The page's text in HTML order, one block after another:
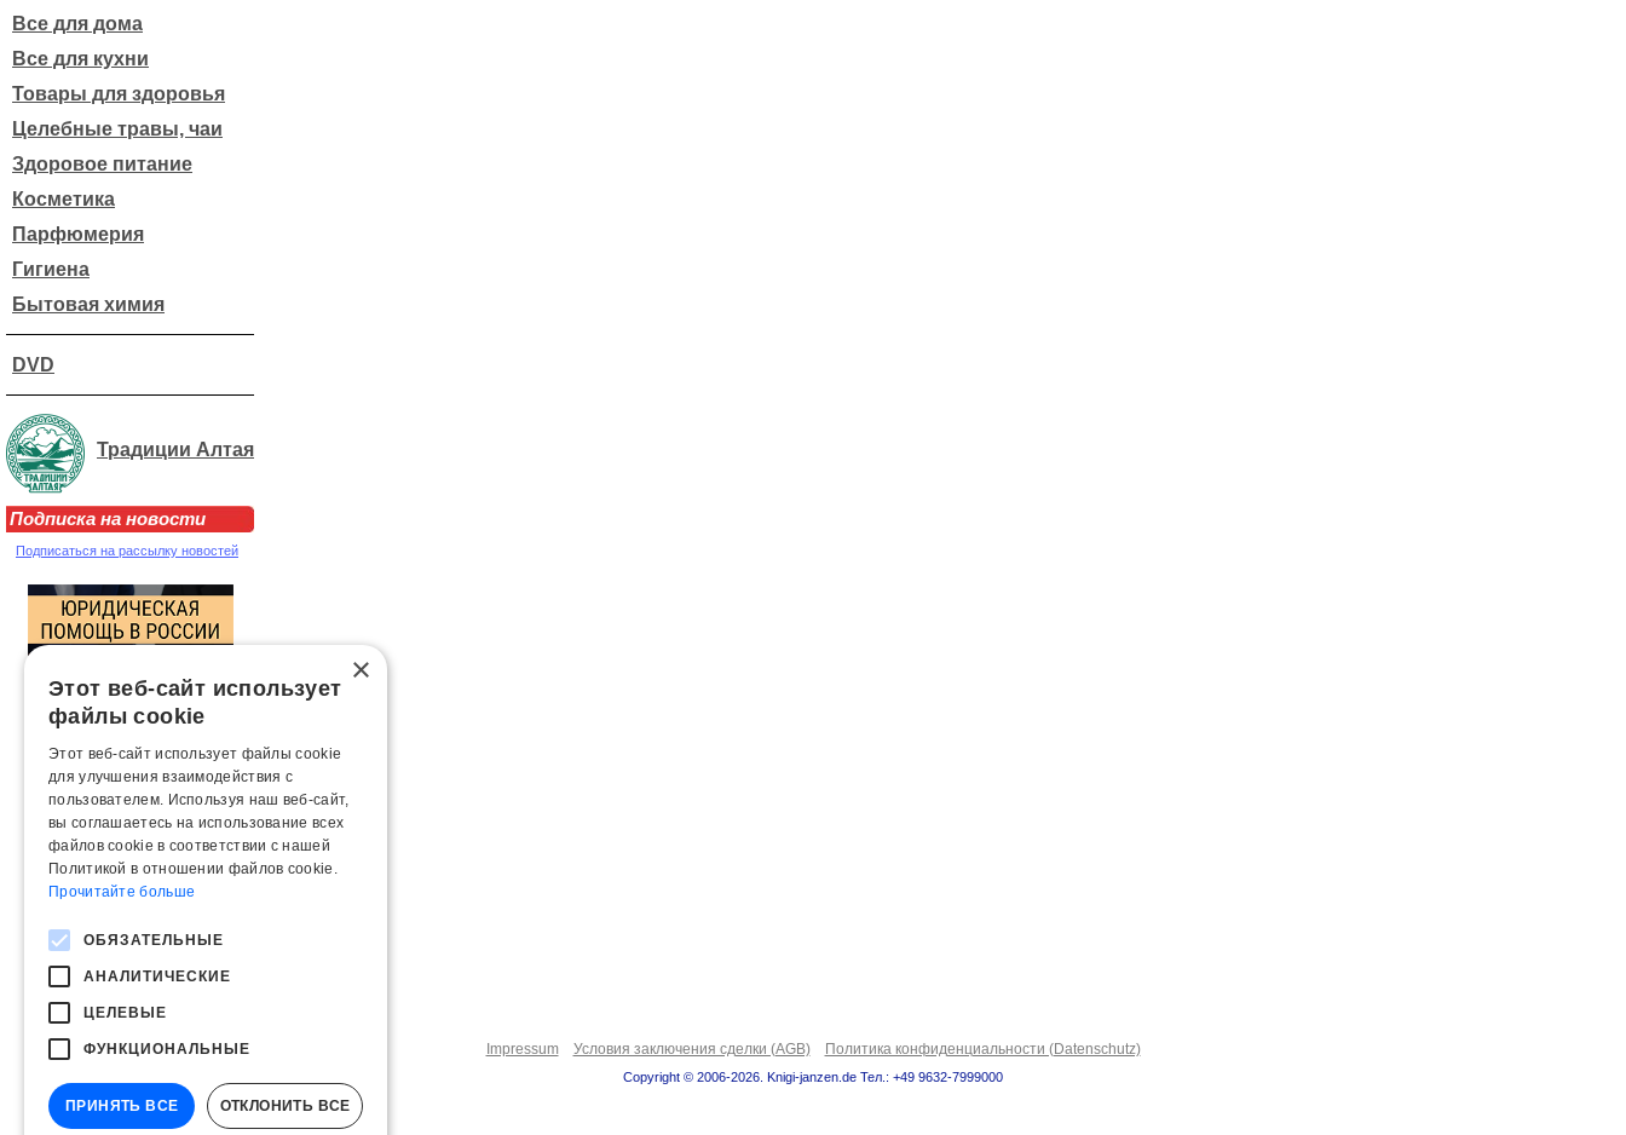
Все для дома
Все для кухни
Товары для здоровья
Целебные травы, чаи
Здоровое питание
Косметика
Парфюмерия
Гигиена
Бытовая химия
DVD
Традиции Алтая
Подписка на новости
Подписаться на рассылку новостей
Impressum Условия заключения сделки (AGB) Политика конфиденциальности (Datenschutz)
Copyright © 2006-2026. Knigi-janzen.de Тел.: +49 9632-7999000
×
Этот веб-сайт использует
файлы cookie
Этот веб-сайт использует файлы cookie
для улучшения взаимодействия с
пользователем. Используя наш веб-сайт,
вы соглашаетесь на использование всех
файлов cookie в соответствии с нашей
Политикой в ​​отношении файлов cookie.
Прочитайте больше
ОБЯЗАТЕЛЬНЫЕ
АНАЛИТИЧЕСКИЕ
ЦЕЛЕВЫЕ
ФУНКЦИОНАЛЬНЫЕ
ПРИНЯТЬ ВСЕ ОТКЛОНИТЬ ВСЕ